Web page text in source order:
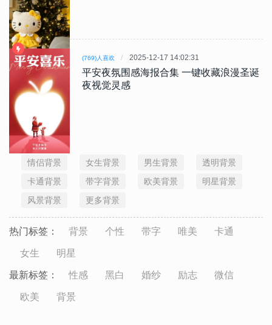
(769)人喜欢 2025-12-17 14:02:31
平安夜氛围感海报合集 一键收藏浪漫圣诞
夜视觉灵感
情侣背景 女生背景 男生背景
透明背景
卡通背景
带字背景 欧美背景
明星背景
风景背景
更多背景
热门标签： 背景 个性 带字 唯美 卡通
女生 明星
最新标签： 性感 黑白 婚纱 励志 微信
欧美 背景